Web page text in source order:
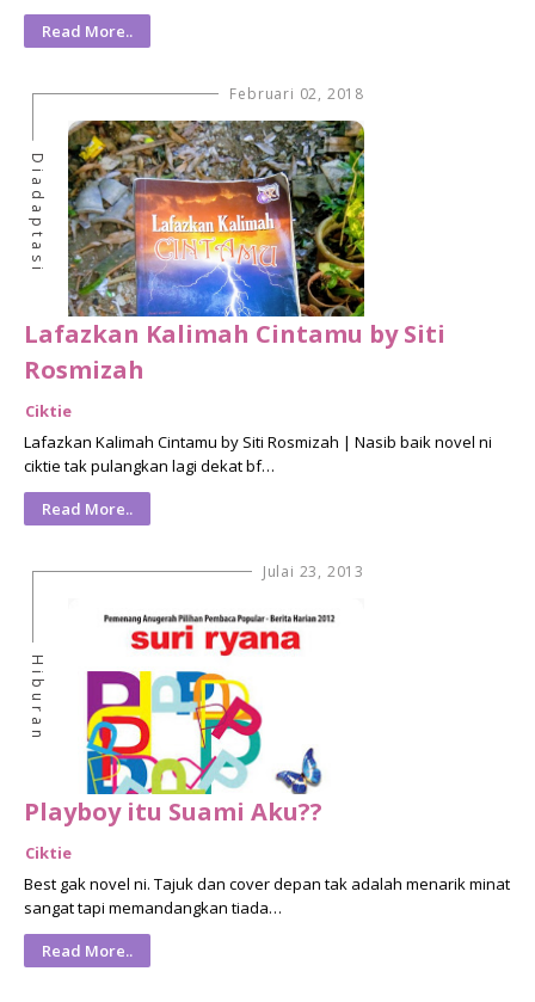
Read More..
Februari 02, 2018
Diadaptasi
Lafazkan Kalimah Cintamu by Siti
Rosmizah
Ciktie
Lafazkan Kalimah Cintamu by Siti Rosmizah | Nasib baik novel ni
ciktie tak pulangkan lagi dekat bf…
Read More..
Julai 23, 2013
Hiburan
Playboy itu Suami Aku??
Ciktie
Best gak novel ni. Tajuk dan cover depan tak adalah menarik minat
sangat tapi memandangkan tiada…
Read More..